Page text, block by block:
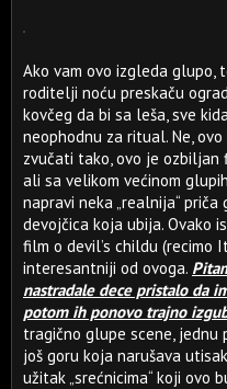
Ako vam ovo izgleda glupo,
roditelji noću preskaču
kovčeg da bi sa leša, sve
neophodnu za ritual. Ne,
zvučati tako, ovo je ozbiljan
ali sa velikom većinom
napravi neka „realnija“ priča
devojčica koja ubija. Ovako
film o devil’s childu (recimo
interesantniji od ovoga.
nastradale dece pristalo da
potom ih ponovo trajno
tragično glupe scene,
još goru koja narušava
užitak „srećnicima“ koji ovo